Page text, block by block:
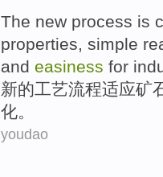
The new process is
properties, simple
and easiness for
新的工艺流程适应矿
化。
youdao